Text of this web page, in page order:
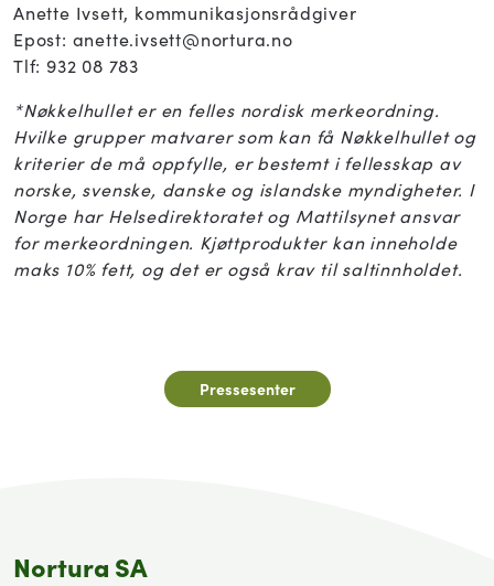
Anette Ivsett, kommunikasjonsrådgiver
Epost: anette.ivsett@nortura.no
Tlf: 932 08 783
*Nøkkelhullet er en felles nordisk merkeordning.
Hvilke grupper matvarer som kan få Nøkkelhullet og
kriterier de må oppfylle, er bestemt i fellesskap av
norske, svenske, danske og islandske myndigheter. I
Norge har Helsedirektoratet og Mattilsynet ansvar
for merkeordningen. Kjøttprodukter kan inneholde
maks 10% fett, og det er også krav til saltinnholdet.
Pressesenter
Nortura SA